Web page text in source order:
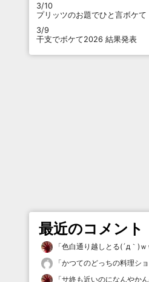
3/10
プリッツのお題でひと言ボケて
3/9
干支でボケて2026 結果発表
最近のコメント
「色白通り越しとる(´д｀)ｗ
「かつてのどっちの料理シ
「サ終も近いのになんやか